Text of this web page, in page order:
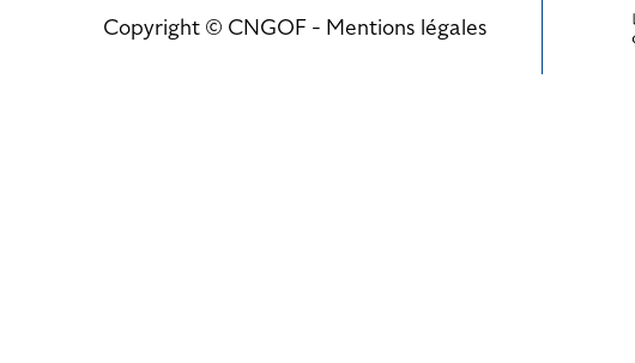
Copyright © CNGOF - Mentions légales